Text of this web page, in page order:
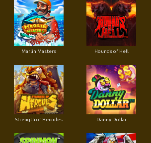
Marlin Masters Hounds of Hell
Strength of Hercules Danny Dollar